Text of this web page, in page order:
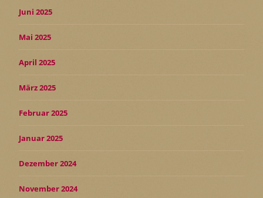
Juni 2025
Mai 2025
April 2025
März 2025
Februar 2025
Januar 2025
Dezember 2024
November 2024